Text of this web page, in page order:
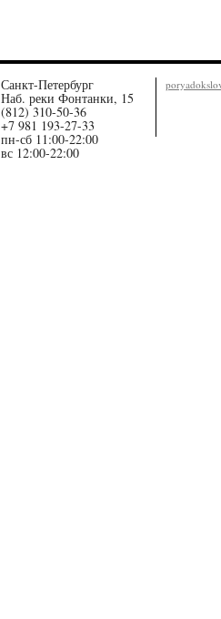
Санкт-Петербург
Наб. реки Фонтанки, 15
(812) 310-50-36
+7 981 193-27-33
пн-сб 11:00-22:00
вс 12:00-22:00